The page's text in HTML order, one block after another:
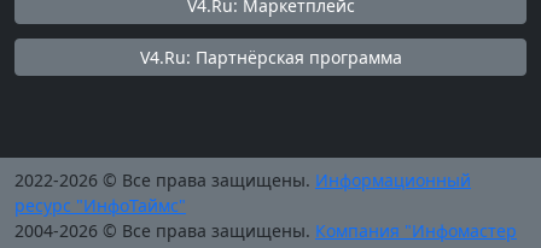
V4.Ru: Маркетплейс
V4.Ru: Партнёрская программа
2022-2026 © Все права защищены. Информационный
ресурс "ИнфоТаймс"
2004-2026 © Все права защищены. Компания "Инфомастер